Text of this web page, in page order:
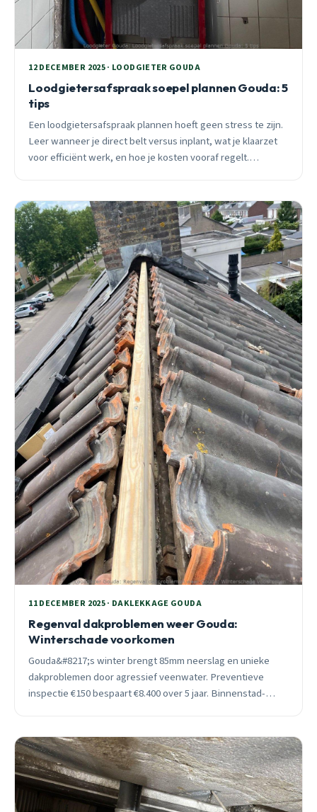
12 DECEMBER 2025 · LOODGIETER GOUDA
Loodgietersafspraak soepel plannen Gouda: 5
tips
Een loodgietersafspraak plannen hoeft geen stress te zijn.
Leer wanneer je direct belt versus inplant, wat je klaarzet
voor efficiënt werk, en hoe je kosten vooraf regelt.
11 DECEMBER 2025 · DAKLEKKAGE GOUDA
Regenval dakproblemen weer Gouda:
Winterschade voorkomen
Gouda&#8217;s winter brengt 85mm neerslag en unieke
dakproblemen door agressief veenwater. Preventieve
inspectie €150 bespaart €8.400 over 5 jaar. Binnenstad-